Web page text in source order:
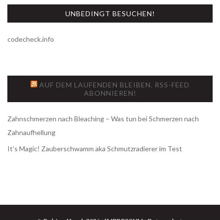
UNBEDINGT BESUCHEN!
codecheck.info
AUF DEM LAUFENDEN BLEIBEN. RSS-FEED
ABONNIEREN!
Zahnschmerzen nach Bleaching – Was tun bei Schmerzen nach
Zahnaufhellung
It’s Magic! Zauberschwamm aka Schmutzradierer im Test